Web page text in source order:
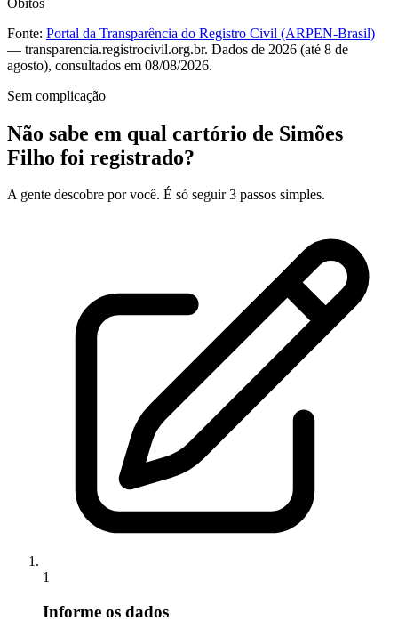
Fonte: Portal da Transparência do Registro Civil (ARPEN-Brasil)
— transparencia.registrocivil.org.br. Dados de 2026 (até 8 de
agosto), consultados em 08/08/2026.
Sem complicação
Não sabe em qual cartório de Simões
Filho foi registrado?
A gente descobre por você. É só seguir 3 passos simples.
1
Informe os dados